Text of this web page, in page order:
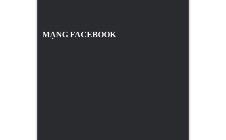
MẠNG FACEBOOK